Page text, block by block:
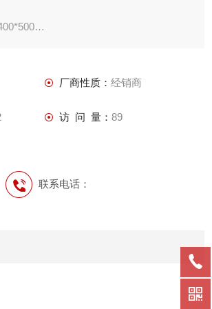
的防水型可以达到IP67；专用于II区防
ib IIC T4,广泛用于石油、
厂商性质： 经销商
访 问 量： 89
联系电话：